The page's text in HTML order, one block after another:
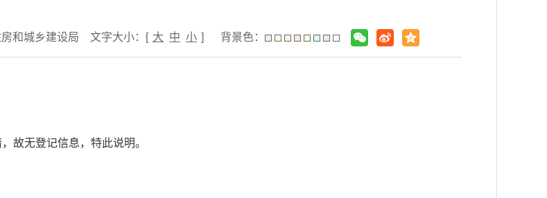
和城乡建设局 文字大小：[ 大 中 小 ] 背景色：
故无登记信息，特此说明。